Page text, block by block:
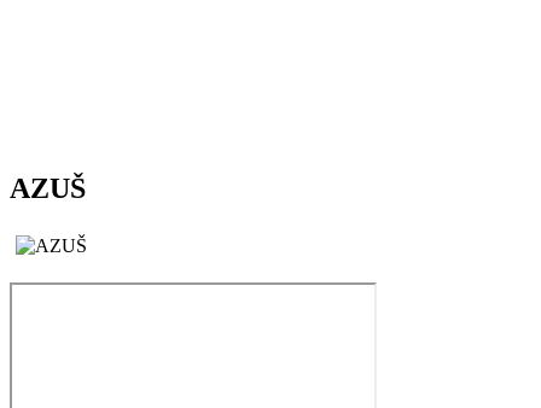
AZUŠ